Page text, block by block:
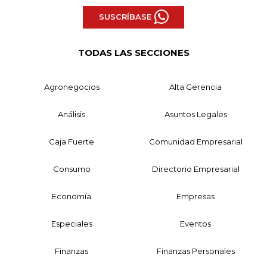
SUSCRÍBASE
TODAS LAS SECCIONES
Agronegocios Alta Gerencia
Análisis Asuntos Legales
Caja Fuerte Comunidad Empresarial
Consumo Directorio Empresarial
Economía Empresas
Especiales Eventos
Finanzas Finanzas Personales